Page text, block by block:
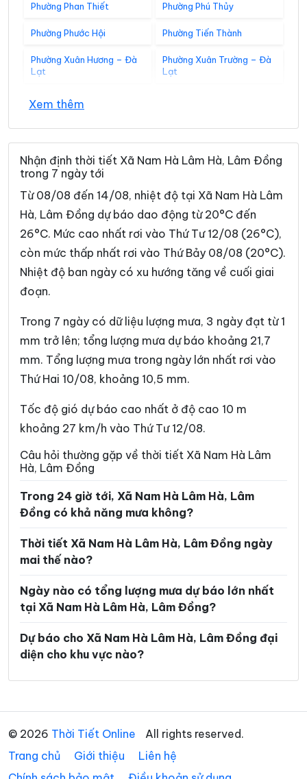
Phường Phan Thiết Phường Phú Thủy
Phường Phước Hội Phường Tiến Thành
Phường Xuân Hương – Đà
Lạt
Phường Xuân Trường – Đà
Lạt
Xã Bắc Bình
Xã Bảo Lâm 5
Xã Cát Tiên Xã Cát Tiên 2
Xã Cát Tiên 3 Xã Cư Jút
Xã D’Ran Xã Đạ Huoai
Xã Đạ Tẻh 3 Xã Đắk Mil
Xã Đắk Sắk Xã Đắk song
Xã Đam Rông 2 Xã Đam Rông 3
Xã Đinh Trang Thượng
Xã Đơn Dương Xã Đông Giang
Xã Đồng Kho Xã Đức An
Xã Đức Lập Xã Đức Linh
Xã Đức Trọng Xã Gia Hiệp
Xã Hàm Kiệm Xã Hàm Liêm
Xã Hàm Tân Xã Hàm Thạnh
Xã Hàm Thuận
Xã Hòa Bắc Xã Hòa Ninh
Xã Hòa Thắng Xã Ka Đô
Xã Krông Nô
Xem thêm
Nhận định thời tiết Xã Nam Hà Lâm Hà, Lâm Đồng
trong 7 ngày tới
Từ 08/08 đến 14/08, nhiệt độ tại Xã Nam Hà Lâm
Hà, Lâm Đồng dự báo dao động từ 20°C đến
26°C. Mức cao nhất rơi vào Thứ Tư 12/08 (26°C),
còn mức thấp nhất rơi vào Thứ Bảy 08/08 (20°C).
Nhiệt độ ban ngày có xu hướng tăng về cuối giai
đoạn.
Trong 7 ngày có dữ liệu lượng mưa, 3 ngày đạt từ 1
mm trở lên; tổng lượng mưa dự báo khoảng 21,7
mm. Tổng lượng mưa trong ngày lớn nhất rơi vào
Thứ Hai 10/08, khoảng 10,5 mm.
Tốc độ gió dự báo cao nhất ở độ cao 10 m
khoảng 27 km/h vào Thứ Tư 12/08.
Câu hỏi thường gặp về thời tiết Xã Nam Hà Lâm
Hà, Lâm Đồng
Trong 24 giờ tới, Xã Nam Hà Lâm Hà, Lâm
Đồng có khả năng mưa không?
Thời tiết Xã Nam Hà Lâm Hà, Lâm Đồng ngày
mai thế nào?
Ngày nào có tổng lượng mưa dự báo lớn nhất
tại Xã Nam Hà Lâm Hà, Lâm Đồng?
Dự báo cho Xã Nam Hà Lâm Hà, Lâm Đồng đại
diện cho khu vực nào?
© 2026 Thời Tiết Online
All rights reserved.
Trang chủ
Giới thiệu
Liên hệ